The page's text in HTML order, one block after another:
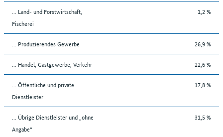
... Land- und Forstwirtschaft,
Fischerei
1,2 %
... Produzierendes Gewerbe 26,9 %
... Handel, Gastgewerbe, Verkehr 22,6 %
... Öffentliche und private
Dienstleister
17,8 %
... Übrige Dienstleister und „ohne
Angabe“
31,5 %